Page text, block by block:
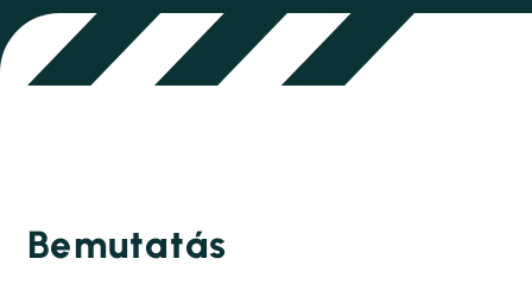
Bemutatás